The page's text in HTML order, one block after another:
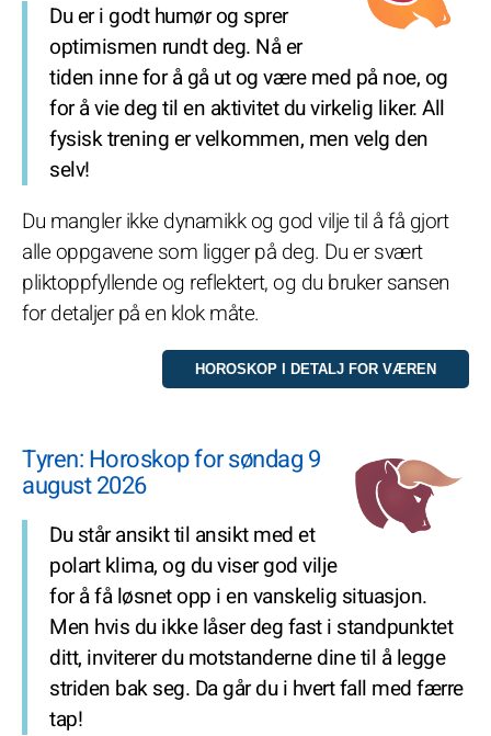
Du er i godt humør og sprer
optimismen rundt deg. Nå er
tiden inne for å gå ut og være med på noe, og
for å vie deg til en aktivitet du virkelig liker. All
fysisk trening er velkommen, men velg den
selv!
Du mangler ikke dynamikk og god vilje til å få gjort
alle oppgavene som ligger på deg. Du er svært
pliktoppfyllende og reflektert, og du bruker sansen
for detaljer på en klok måte.
Tyren: Horoskop for søndag 9
august 2026
Du står ansikt til ansikt med et
polart klima, og du viser god vilje
for å få løsnet opp i en vanskelig situasjon.
Men hvis du ikke låser deg fast i standpunktet
ditt, inviterer du motstanderne dine til å legge
striden bak seg. Da går du i hvert fall med færre
tap!